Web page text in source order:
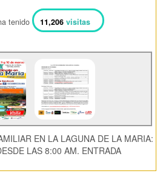
tenido 11,206visitas
EN LA LAGUNA DE LA MARIA:
LAS 8:00 AM. ENTRADA